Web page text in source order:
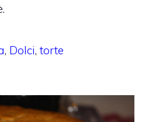
, Dolci,torte